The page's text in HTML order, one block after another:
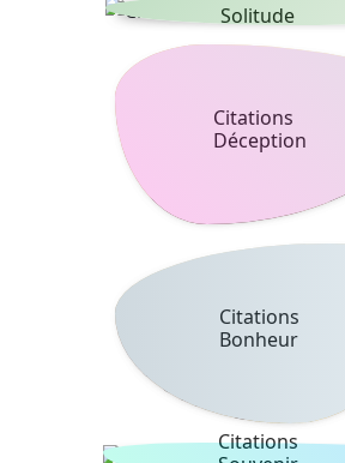
Solitude
Citations
Déception
Citations
Bonheur
Citations